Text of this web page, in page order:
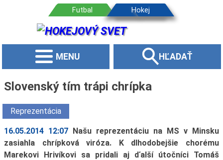
MENU HĽADAŤ
Slovenský tím trápi chrípka
Reprezentácia
16.05.2014 12:07 Našu reprezentáciu na MS v Minsku
zasiahla chrípková viróza. K dlhodobejšie chorému
Marekovi Hrivíkovi sa pridali aj ďalší útočníci Tomáš